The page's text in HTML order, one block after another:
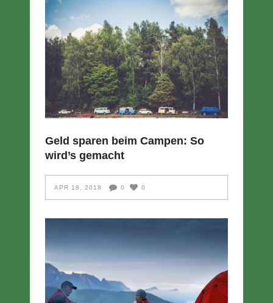
Geld sparen beim Campen: So
wird’s gemacht
APR 18, 2018 0 0